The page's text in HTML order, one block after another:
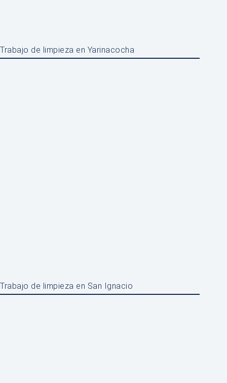
Trabajo de limpieza en Yarinacocha
Trabajo de limpieza en San Ignacio